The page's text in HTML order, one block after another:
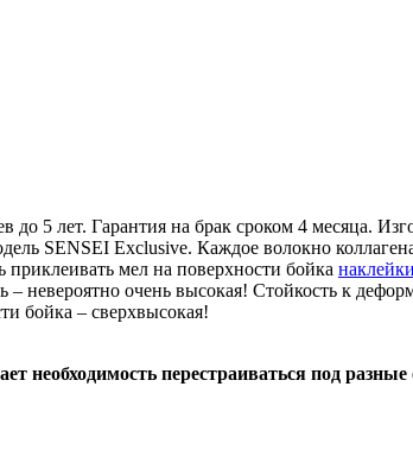
до 5 лет. Гарантия на брак сроком 4 месяца.
SENSEI Exclusive. Каждое волокно
мел на поверхности бойка наклейки
– невероятно очень высокая! Стойкость к
бойка – сверхвысокая!
необходимость перестраиваться под